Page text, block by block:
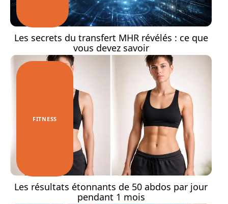
Les secrets du transfert MHR révélés : ce que
vous devez savoir
FITNESS
Les résultats étonnants de 50 abdos par jour
pendant 1 mois